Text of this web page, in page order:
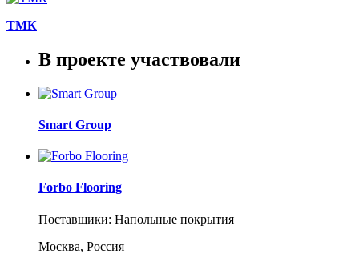
ТМК
В проекте участвовали
Smart Group
Forbo Flooring
Поставщики: Напольные покрытия
Москва, Россия